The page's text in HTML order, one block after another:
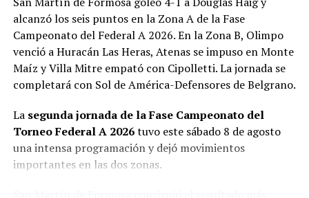
Santiago del Estero
Brown frenó a Excursionistas
Brown de Adrogué 1-0
Excursionistas
resonantes del sábado al derrotar por 1-0 a
Excursionistas en el estadio Lorenzo Arandilla.
Después de un primer tiempo sin goles,
alcanzó los seis puntos en la Zona A de la Fase
Campeonato del Federal A 2026. En la Zona B, Olimpo
venció a Huracán Las Heras, Atenas se impuso en Monte
Maíz y Villa Mitre empató con Cipolletti. La jornada se
completará con Sol de América-Defensores de Belgrano.
La segunda jornada de la Fase Campeonato del
Torneo Federal A 2026tuvo este sábado 8 de agosto
una intensa programación y dejó movimientos
importantes en las dos zonas.